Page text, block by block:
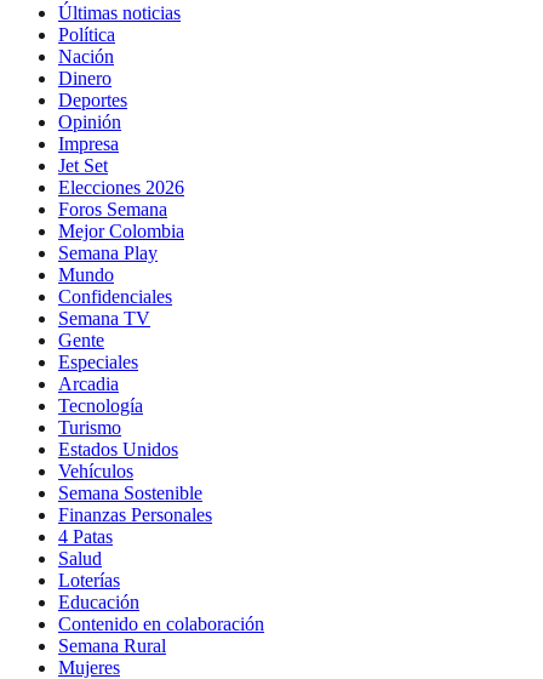
Últimas noticias
Política
Nación
Dinero
Deportes
Opinión
Impresa
Jet Set
Elecciones 2026
Foros Semana
Mejor Colombia
Semana Play
Mundo
Confidenciales
Semana TV
Gente
Especiales
Arcadia
Tecnología
Turismo
Estados Unidos
Vehículos
Semana Sostenible
Finanzas Personales
4 Patas
Salud
Loterías
Educación
Contenido en colaboración
Semana Rural
Mujeres